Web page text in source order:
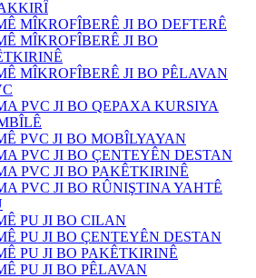
MÎKROFÎBERÊ JI BO DEFTERÊ
MÎKROFÎBERÊ JI BO
MÎKROFÎBERÊ JI BO PÊLAVAN
PVC JI BO QEPAXA KURSIYA
PVC JI BO MOBÎLYAYAN
PVC JI BO ÇENTEYÊN DESTAN
PVC JI BO PAKÊTKIRINÊ
PVC JI BO RÛNIŞTINA YAHTÊ
PU JI BO CILAN
PU JI BO ÇENTEYÊN DESTAN
PU JI BO PAKÊTKIRINÊ
PU JI BO PÊLAVAN